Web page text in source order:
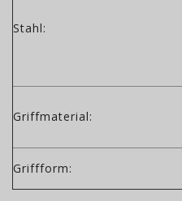
Stahl:
Griffmaterial:
Griffform: